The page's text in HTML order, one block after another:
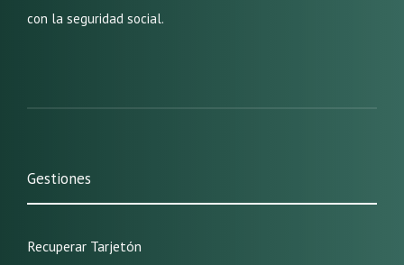
con la seguridad social.
Gestiones
Recuperar Tarjetón